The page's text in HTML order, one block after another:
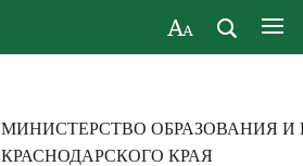
МИНИСТЕРСТВО ОБРАЗОВАНИЯ И
КРАСНОДАРСКОГО КРАЯ